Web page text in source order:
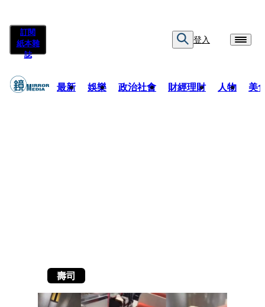
訂閱
紙本雜
誌
登入
最新 娛樂 政治社會 財經理財 人物 美
壽司